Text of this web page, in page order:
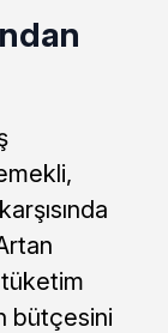
bütçesini